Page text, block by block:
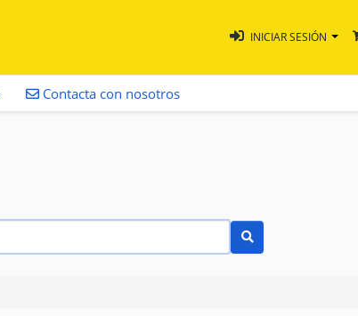
INICIAR SESIÓN
Contacta con nosotros